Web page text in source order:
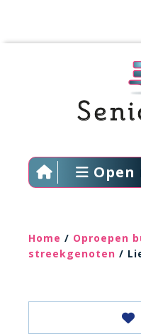
Open
Home / Oproepen
streekgenoten /